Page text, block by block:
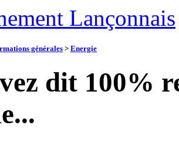
Lançonnais
générales > Energie
dit 100%